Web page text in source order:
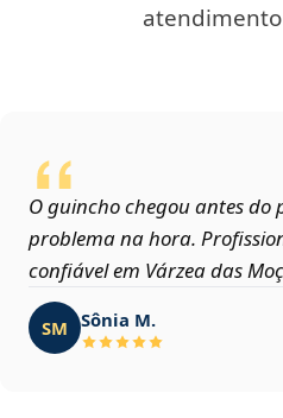
O guincho chegou antes do
problema na hora.
confiável em Várzea das
SM Sônia M.